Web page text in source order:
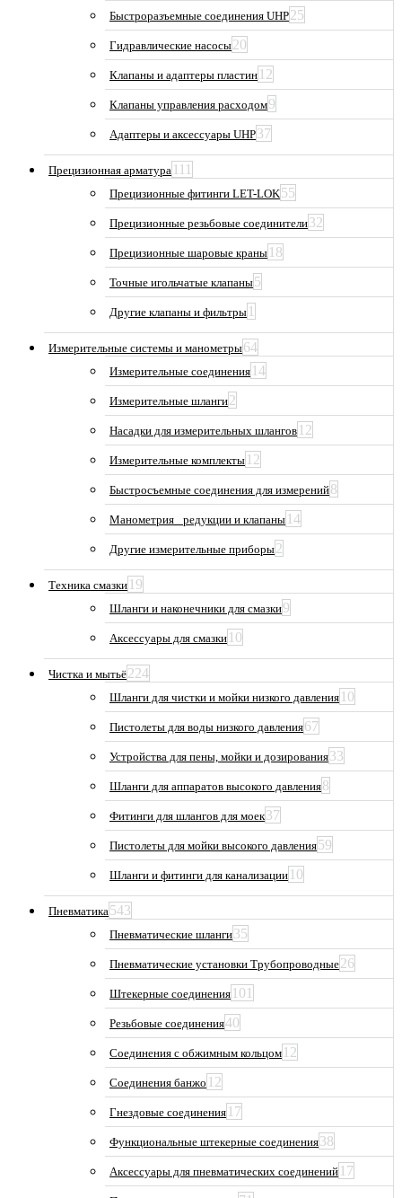
Быстроразъемные соединения UHP25
Гидравлические насосы20
Клапаны и адаптеры пластин 12
Клапаны управления расходом9
Адаптеры и аксессуары UHP37
Прецизионная арматура 111
Прецизионные фитинги LET-LOK55
Прецизионные резьбовые соединители32
Прецизионные шаровые краны 18
Точные игольчатые клапаны5
Другие клапаны и фильтры 1
Измерительные системы и манометры64
Измерительные соединения 14
Измерительные шланги2
Насадки для измерительных шлангов 12
Измерительные комплекты 12
Быстросъемные соединения для измерений8
Манометрия_ редукции и клапаны 14
Другие измерительные приборы2
Техника смазки 19
Шланги и наконечники для смазки9
Аксессуары для смазки 10
Чистка и мытьё224
Шланги для чистки и мойки низкого давления 10
Пистолеты для воды низкого давления67
Устройства для пены, мойки и дозирования33
Шланги для аппаратов высокого давления8
Фитинги для шлангов для моек37
Пистолеты для мойки высокого давления59
Шланги и фитинги для канализации 10
Пневматика543
Пневматические шланги35
Пневматические установки Трубопроводные26
Штекерные соединения 101
Резьбовые соединения40
Соединения с обжимным кольцом 12
Соединения банжо 12
Гнездовые соединения 17
Функциональные штекерные соединения38
Аксессуары для пневматических соединений 17